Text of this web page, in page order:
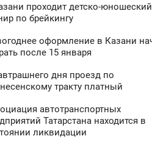
проходит детско-юношеский
по брейкингу
оформление в Казани
после 15 января
дня проезд по
тракту платный
автотранспортных
Татарстана находится в
ликвидации